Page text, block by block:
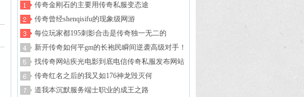
传奇金刚石的主要用传奇私服变态途
传奇曾经shenqisifu的现象级网游
每位玩家都195刺影合击是传奇独一无二的
新开传奇如何平gm的长袍民瞬间逆袭高级对手！
找传奇网站疾光电影到底电信传奇私服发布网站
威力如何
传奇红名之后的我又如176神龙毁灭何
道我本沉默服务端士职业的成王之路